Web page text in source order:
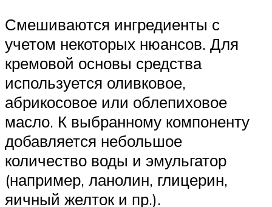
Смешиваются ингредиенты с
учетом некоторых нюансов. Для
кремовой основы средства
используется оливковое,
абрикосовое или облепиховое
масло. К выбранному компоненту
добавляется небольшое
количество воды и эмульгатор
(например, ланолин, глицерин,
яичный желток и пр.).